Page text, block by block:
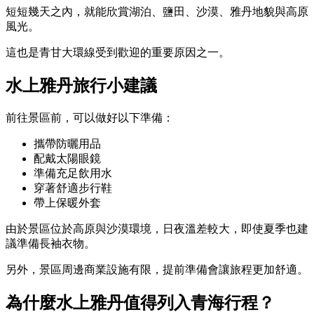
短短幾天之內，就能欣賞湖泊、鹽田、沙漠、雅丹地貌與高原
風光。
這也是青甘大環線受到歡迎的重要原因之一。
水上雅丹旅行小建議
前往景區前，可以做好以下準備：
攜帶防曬用品
配戴太陽眼鏡
準備充足飲用水
穿著舒適步行鞋
帶上保暖外套
由於景區位於高原與沙漠環境，日夜溫差較大，即使夏季也建
議準備長袖衣物。
另外，景區周邊商業設施有限，提前準備會讓旅程更加舒適。
為什麼水上雅丹值得列入青海行程？